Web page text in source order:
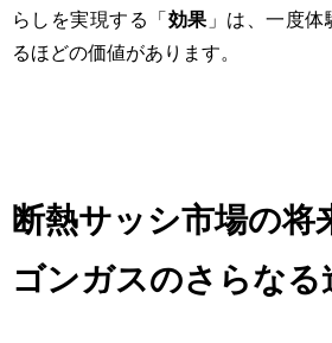
らしを実現する「効果 」は、一度
るほどの価値があります。
断熱サッシ市場の将
ゴンガスのさらなる